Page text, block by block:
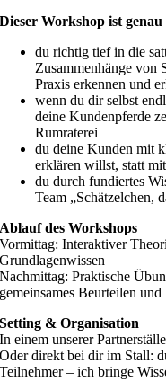
Dieser Workshop ist
du richtig tief in die
Zusammenhänge von
Praxis erkennen und
wenn du dir selbst
deine Kundenpferde
Rumraterei
du deine Kunden mit
erklären willst, statt
du durch fundiertes
Team „Schätzelchen,
Ablauf des Workshops
Vormittag: Interaktiver
Grundlagenwissen
Nachmittag: Praktische
gemeinsames Beurteilen
Setting & Organisation
In einem unserer
Oder direkt bei dir im Stall:
Teilnehmer – ich bringe